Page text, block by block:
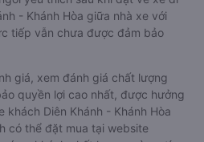
- Khánh Hòa giữa nhà xe với
tiếp vẫn chưa được đảm bảo
giá, xem đánh giá chất lượng
quyền lợi cao nhất, được hưởng
khách Diên Khánh - Khánh Hòa
có thể đặt mua tại website